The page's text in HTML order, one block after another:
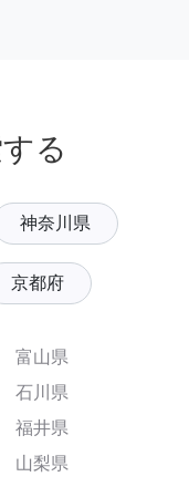
る
神奈川県
京都府
富山県
石川県
福井県
山梨県